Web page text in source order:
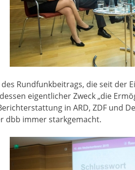
Rundfunkbeitrags, die seit der
eigentlicher Zweck „die
in ARD, ZDF und
dbb immer starkgemacht.